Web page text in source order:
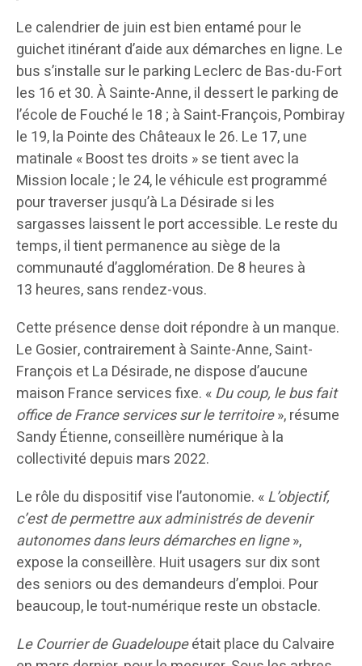
Le calendrier de juin est bien entamé pour le
guichet itinérant d’aide aux démarches en ligne. Le
bus s’installe sur le parking Leclerc de Bas-du-Fort
les 16 et 30. À Sainte-Anne, il dessert le parking de
l’école de Fouché le 18 ; à Saint-François, Pombiray
le 19, la Pointe des Châteaux le 26. Le 17, une
matinale « Boost tes droits » se tient avec la
Mission locale ; le 24, le véhicule est programmé
pour traverser jusqu’à La Désirade si les
sargasses laissent le port accessible. Le reste du
temps, il tient permanence au siège de la
communauté d’agglomération. De 8 heures à
13 heures, sans rendez-vous.
Cette présence dense doit répondre à un manque.
Le Gosier, contrairement à Sainte-Anne, Saint-
François et La Désirade, ne dispose d’aucune
maison France services fixe. «Du coup, le bus fait
office de France services sur le territoire», résume
Sandy Étienne, conseillère numérique à la
collectivité depuis mars 2022.
Le rôle du dispositif vise l’autonomie. «L’objectif,
c’est de permettre aux administrés de devenir
autonomes dans leurs démarches en ligne»,
expose la conseillère. Huit usagers sur dix sont
des seniors ou des demandeurs d’emploi. Pour
beaucoup, le tout-numérique reste un obstacle.
Le Courrier de Guadeloupeétait place du Calvaire